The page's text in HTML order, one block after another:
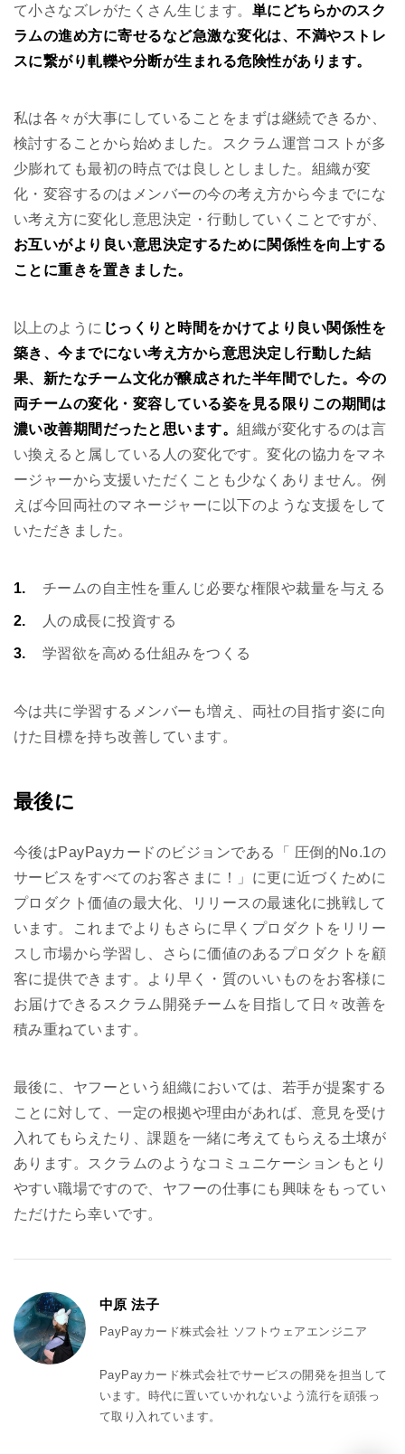
て小さなズレがたくさん生じます。 単にどちらかのスク
ラムの進め方に寄せるなど急激な変化は、不満やストレ
スに繋がり軋轢や分断が生まれる危険性があります。
私は各々が大事にしていることをまずは継続できるか、
検討することから始めました。スクラム運営コストが多
少膨れても最初の時点では良しとしました。組織が変
化・変容するのはメンバーの今の考え方から今までにな
い考え方に変化し意思決定・行動していくことですが、
お互いがより良い意思決定するために関係性を向上する
ことに重きを置きました。
以上のように じっくりと時間をかけてより良い関係性を
築き、今までにない考え方から意思決定し行動した結
果、新たなチーム文化が醸成された半年間でした。今の
両チームの変化・変容している姿を見る限りこの期間は
濃い改善期間だったと思います。組織が変化するのは言
い換えると属している人の変化です。変化の協力をマネ
ージャーから支援いただくことも少なくありません。例
えば今回両社のマネージャーに以下のような支援をして
いただきました。
チームの自主性を重んじ必要な権限や裁量を与える
人の成長に投資する
学習欲を高める仕組みをつくる
今は共に学習するメンバーも増え、両社の目指す姿に向
けた目標を持ち改善しています。
最後に
今後はPayPayカードのビジョンである「 圧倒的No.1の
サービスをすべてのお客さまに！」に更に近づくために
プロダクト価値の最大化、リリースの最速化に挑戦して
います。これまでよりもさらに早くプロダクトをリリー
スし市場から学習し、さらに価値のあるプロダクトを顧
客に提供できます。より早く・質のいいものをお客様に
お届けできるスクラム開発チームを目指して日々改善を
積み重ねています。
最後に、ヤフーという組織においては、若手が提案する
ことに対して、一定の根拠や理由があれば、意見を受け
入れてもらえたり、課題を一緒に考えてもらえる土壌が
あります。スクラムのようなコミュニケーションもとり
やすい職場ですので、ヤフーの仕事にも興味をもってい
ただけたら幸いです。
中原 法子
PayPayカード株式会社 ソフトウェアエンジニア
PayPayカード株式会社でサービスの開発を担当して
います。時代に置いていかれないよう流行を頑張っ
て取り入れています。